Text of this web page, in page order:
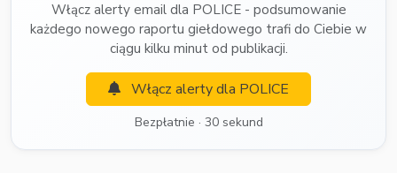
Włącz alerty email dla POLICE - podsumowanie
każdego nowego raportu giełdowego trafi do Ciebie w
ciągu kilku minut od publikacji.
Włącz alerty dla POLICE
Bezpłatnie · 30 sekund